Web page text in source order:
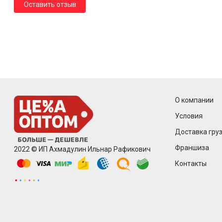
Оставить отзыв
2022 © ИП Ахмадулин Ильнар Рафикович
О компании
Условия
Доставка
Франшиза
Контакты